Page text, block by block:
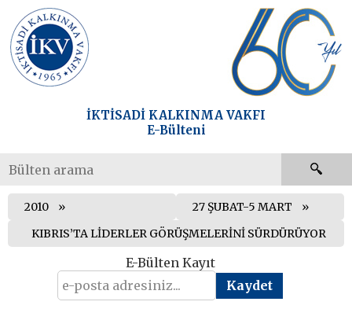
İKTİSADİ KALKINMA VAKFI
E-Bülteni
2010
27 ŞUBAT-5 MART
KIBRIS’TA LİDERLER GÖRÜŞMELERİNİ SÜRDÜRÜYOR
E-Bülten Kayıt